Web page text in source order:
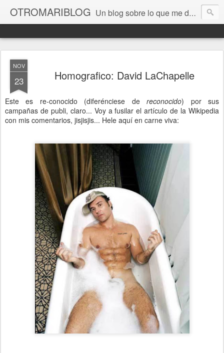
OTROMARIBLOG Un blog sobre lo que me da la gana, así en general, desde lo personal a cuestiones LGTB, vamos, mis mariconadas y esas cosas del Orgullo, la reivindicación y, en general, de reclamar las cosas que son justas y que cada cual haga lo que le venga en gana siempre que no moleste al vecino; cosas que ver, visitar... algún viaje... de todo un poco. Ah, y aquí a las chivatas no las queremos ver ni en pintura.
NOV
23 Homografico: David LaChapelle
Este es re-conocido (diferénciese dereconocido) por sus
campañas de publi, claro... Voy a fusilar el artículo de la Wikipedia
con mis comentarios, jisjisjis... Hele aquí en carne viva: